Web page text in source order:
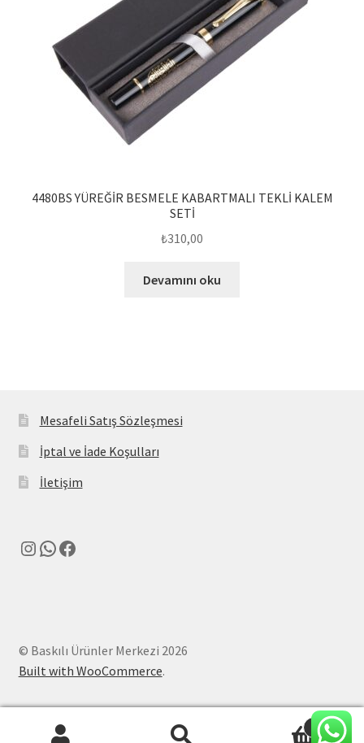
4480BS YÜREĞİR BESMELE KABARTMALI TEKLİ KALEM
SETİ
₺310,00
Devamını oku
Mesafeli Satış Sözleşmesi
İptal ve İade Koşulları
İletişim
Instagram
WhatsApp
Facebook
© Baskılı Ürünler Merkezi 2026
Built with WooCommerce.